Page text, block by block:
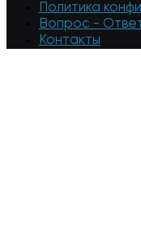
Политика
Вопрос -
Контакты